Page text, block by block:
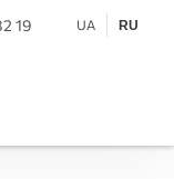
19 UA RU